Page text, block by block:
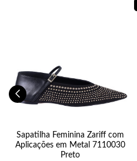
Sapatilha Feminina Zariff com
Aplicações em Metal 7110030
Preto